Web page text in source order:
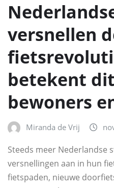
versnellen
betekent
bewoners
Miranda de Vrij
Steeds meer Nederlandse
versnellingen aan in hun
fietspaden, nieuwe